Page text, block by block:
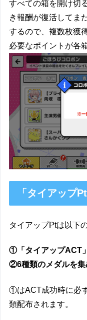
すべての箱を開け切
き報酬が復活してま
するので、複数枚獲
必要なポイントが各
「タイアップ
タイアップPtは以下
①「タイアップACT
②6種類のメダルを集
①はACT成功時に必
類配布されます。